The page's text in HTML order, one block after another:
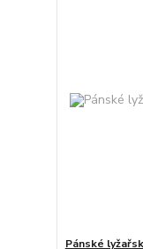
Pánské